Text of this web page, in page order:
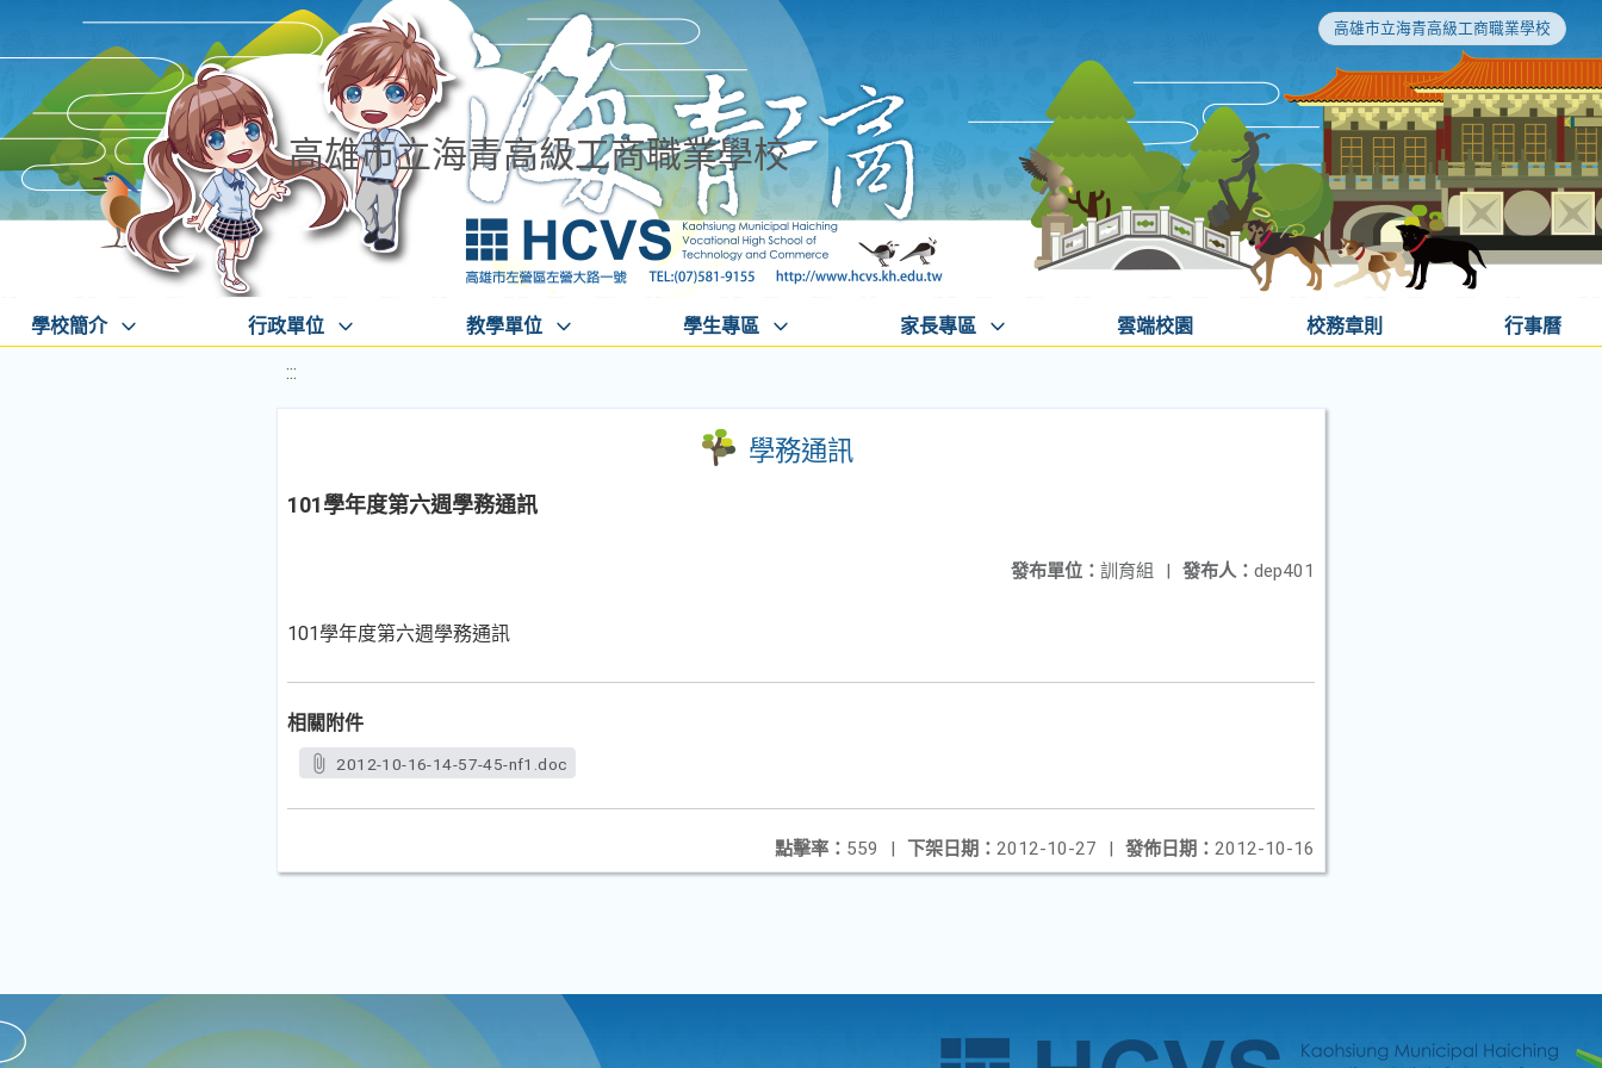
高雄市立海青高級工商職業學校
高雄市立海青高級工商職業學校
學校簡介 行政單位 教學單位 學生專區 家長專區 雲端校園 校務章則 行事曆
:::
學務通訊
101學年度第六週學務通訊
發布人： dep401
發布單位： 訓育組 |
101學年度第六週學務通訊
相關附件
2012-10-16-14-57-45-nf1.doc
發佈日期： 2012-10-16
下架日期： 2012-10-27 |
點擊率： 559 |